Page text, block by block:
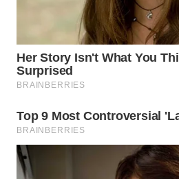
WN
SULSEL
WN
SULUT